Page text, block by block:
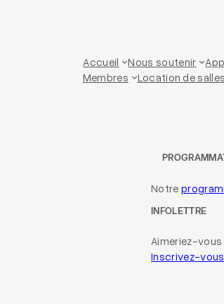
Accueil Nous soutenir
Membres
Location de salles
Notre
INFOLETTRE
Aimeriez-
Inscrivez-